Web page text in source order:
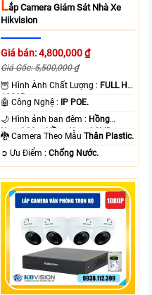
LẮp Camera Giám Sát Nhà Xe
Hikvision
Giá bán: 4,800,000 ₫
Giá Gốc: 5,500,000 ₫
🦉 Hình Ành Chất Lượng : FULL HD
1080P .
🤖️ Công Nghệ : IP POE.
🌙 Hình ảnh ban đêm : Hồng
Ngoại 20m Hồng Ngoại SMD.
🐉️ Camera Theo MẫuThân Plastic.
️➲ Ưu Điểm :Chống Nước.